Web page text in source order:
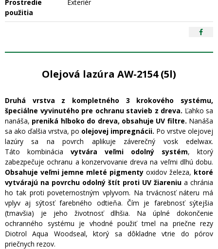
Prostredie
použitia
Exteriér
Olejová lazúra AW-2154 (5l)
Druhá vrstva z kompletného 3 krokového systému,
špeciálne vyvinutého pre ochranu stavieb z dreva. Ľahko sa
nanáša, preniká hlboko do dreva, obsahuje UV filtre. Nanáša
sa ako ďalšia vrstva, po olejovej impregnácii. Po vrstve olejovej
lazúry sa na povrch aplikuje záverečný vosk edelwax.
Táto kombinácia vytvára veľmi odolný systém, ktorý
zabezpečuje ochranu a konzervovanie dreva na veľmi dlhú dobu.
Obsahuje veľmi jemne mleté pigmenty oxidov železa, ktoré
vytvárajú na povrchu odolný štít proti UV žiareniu a chránia
ho tak proti poveternostným vplyvom. Na trvácnosť náteru má
vplyv aj sýtosť farebného odtieňa. Čím je farebnosť sýtejšia
(tmavšia) je jeho životnosť dlhšia. Na úplné dokončenie
ochranného systému je vhodné použiť tmel na priečne rezy
Diotrol Aqua Woodseal, ktorý sa dôkladne vtrie do pórov
priečnych rezov.